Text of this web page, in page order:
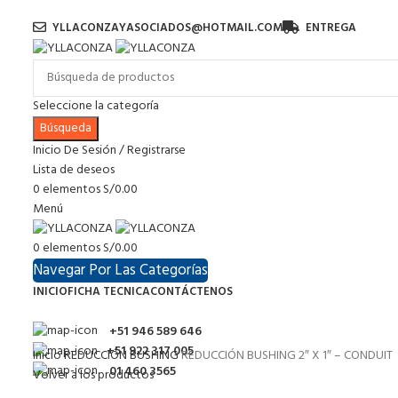
YLLACONZAYASOCIADOS@HOTMAIL.COM
ENTREGA
Seleccione la categoría
Búsqueda
Inicio De Sesión / Registrarse
Lista de deseos
0elementosS/0.00
Menú
0elementosS/0.00
Navegar Por Las Categorías
INICIOFICHA TECNICACONTÁCTENOS
+51 946 589 646
+51 922 317 005
01 460 3565
InicioREDUCCIÓN BUSHINGREDUCCIÓN BUSHING 2″ X 1″ – CONDUIT
Volver a los productos